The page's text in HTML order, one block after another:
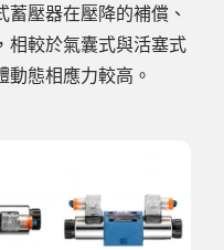
壓器在壓降的補償、
相較於氣囊式與活塞式
動態相應力較高。